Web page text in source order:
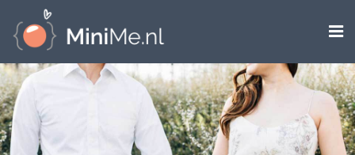

ZWANGER WORDEN
ZWANGER